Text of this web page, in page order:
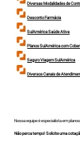
Diversas Modalidades de
Desconto Farmácia
SulAmérica Saúde Ativa
Planos SulAmérica com
Seguro Viagem SulAmérica
Diversos Canais de
Nossa equipe é especialista em
Não perca tempo! Solicite uma